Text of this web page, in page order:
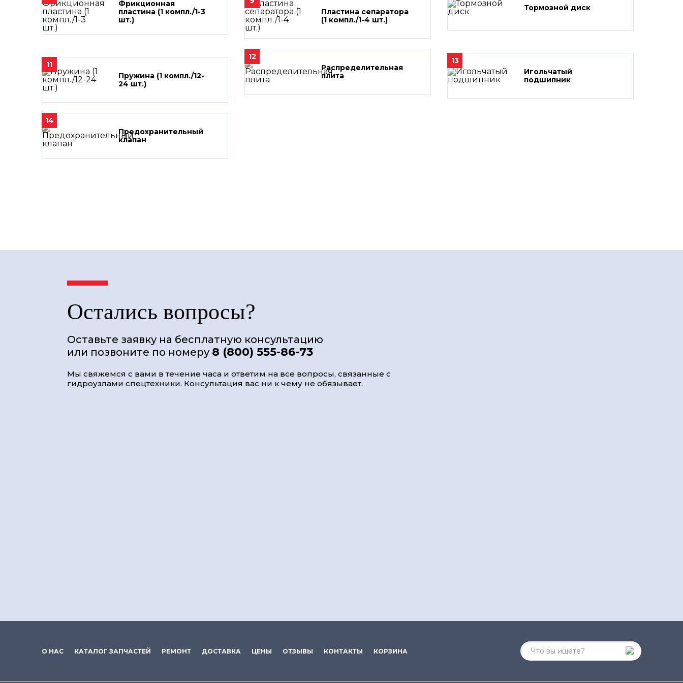
Фрикционная
пластина (1 компл./1-3
шт.)
Пластина сепаратора
(1 компл./1-4 шт.)
Тормозной диск
11
Пружина (1 компл./12-
24 шт.)
12
Распределительная
плита
13
Игольчатый
подшипник
14
Предохранительный
клапан
Остались вопросы?
Оставьте заявку на бесплатную консультацию
или позвоните по номеру 8 (800) 555-86-73
Мы свяжемся с вами в течение часа и ответим на все вопросы, связанные с
гидроузлами спецтехники. Консультация вас ни к чему не обязывает.
О НАС КАТАЛОГ ЗАПЧАСТЕЙ РЕМОНТ ДОСТАВКА ЦЕНЫ ОТЗЫВЫ КОНТАКТЫ КОРЗИНА